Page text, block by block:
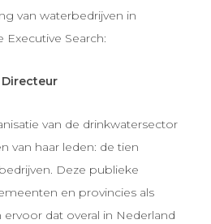
van waterbedrijven in
Executive Search:
Directeur
van de drinkwatersector
van haar leden: de tien
Deze publieke
en provincies als
dat overal in Nederland